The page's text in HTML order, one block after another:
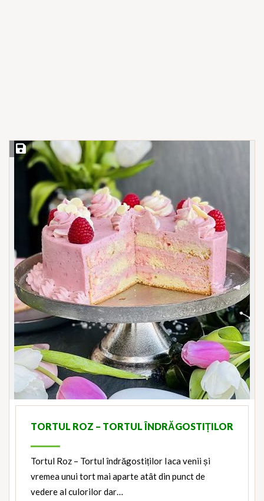
Save Recipe
TORTUL ROZ – TORTUL ÎNDRĂGOSTIȚILOR
Tortul Roz – Tortul îndrăgostiților Iaca venii și
vremea unui tort mai aparte atât din punct de
vedere al culorilor dar…